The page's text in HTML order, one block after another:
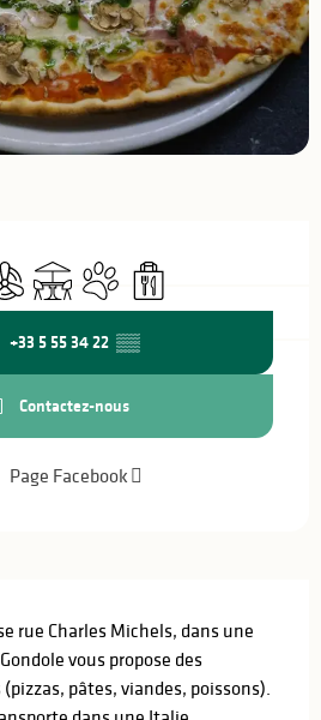
conditionné
TerrasseAnimaux acceptés
Vente à emporter
+33 5 55 34 22 ▒▒
Contactez-nous
Page Facebook
rue Charles Michels, dans une
vous propose des
pâtes, viandes, poissons).